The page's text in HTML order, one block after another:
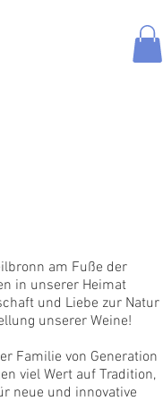
am Fuße der
in unserer Heimat
und Liebe zur Natur
unserer Weine!
Familie von Generation
viel Wert auf Tradition,
neue und innovative